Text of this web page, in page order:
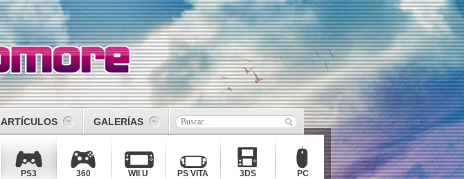
ARTÍCULOS GALERÍAS
PS3 360 WII U PS VITA 3DS PC